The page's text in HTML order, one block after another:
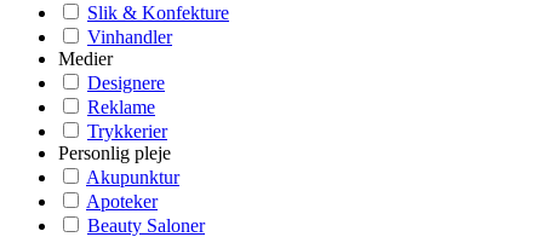
Slik & Konfekture
Vinhandler
Medier
Designere
Reklame
Trykkerier
Personlig pleje
Akupunktur
Apoteker
Beauty Saloner